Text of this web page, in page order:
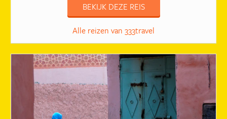
BEKIJK DEZE REIS
Alle reizen van 333travel